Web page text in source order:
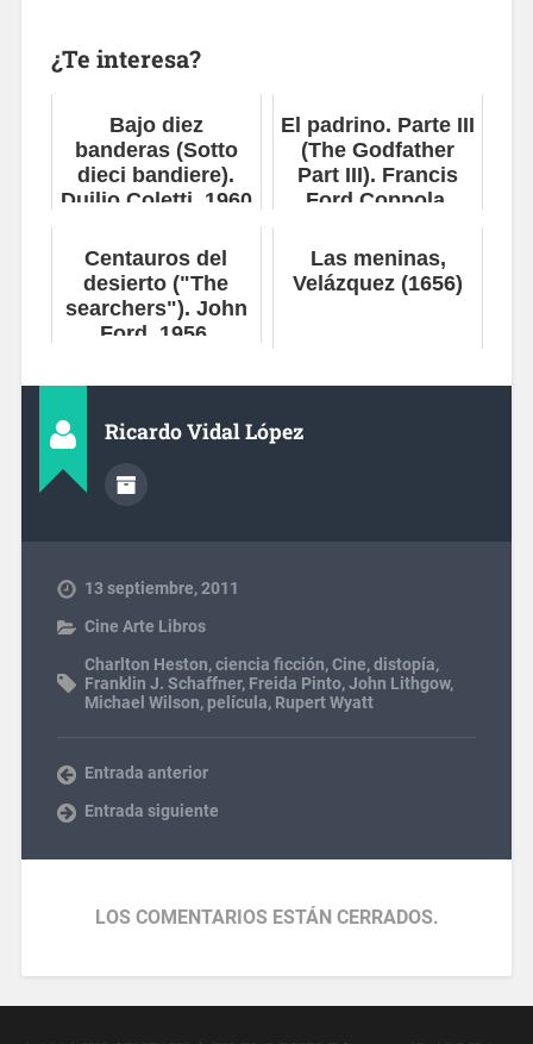
¿Te interesa?
Bajo diez
banderas (Sotto
dieci bandiere).
Duilio Coletti, 1960
El padrino. Parte III
(The Godfather
Part III). Francis
Ford Coppola,
Centauros del
desierto ("The
searchers"). John
Ford, 1956.
Las meninas,
Velázquez (1656)
Ricardo Vidal López
13 septiembre, 2011
Cine Arte Libros
Charlton Heston,ciencia ficción,Cine,distopía,
Franklin J. Schaffner, Freida Pinto,John Lithgow,
Michael Wilson, película, Rupert Wyatt
Entrada anterior
Entrada siguiente
LOS COMENTARIOS ESTÁN CERRADOS.